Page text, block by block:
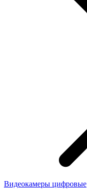
Видеокамеры цифровые